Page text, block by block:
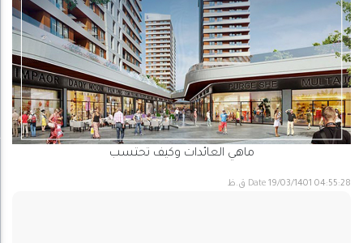
ماهي العائدات وكيف تحتسب
Date 19/03/1401 04:55:28 ق.ظ